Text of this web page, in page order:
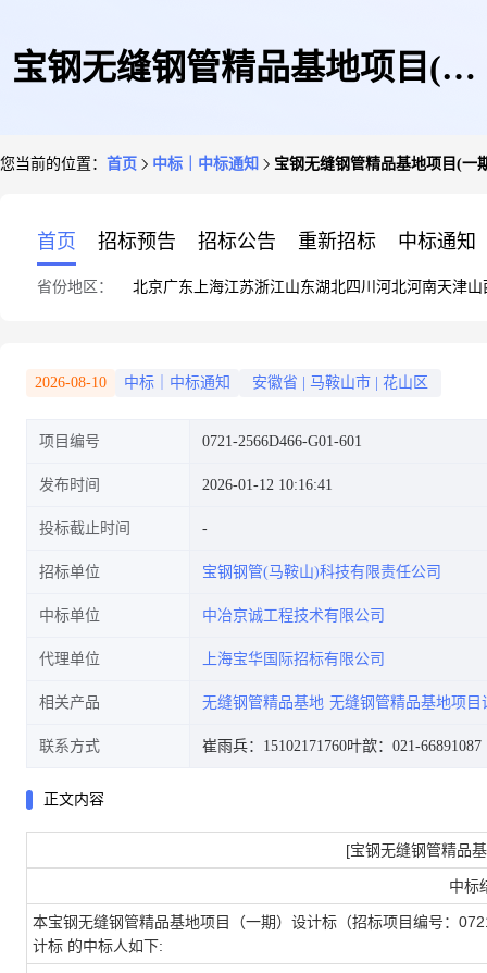
宝钢无缝钢管精品基地项目(一
您当前的位置： 首页 中标｜中标通知 宝钢无缝钢管精品基地项目(一
首页 招标预告 招标公告 重新招标 中标通知
省份地区： 北京广东 上海江苏浙江山东湖北四川 河北河南天津山
2026-08-10 中标｜中标通知 安徽省 马鞍山市 花山区
项目编号 0721-2566D466-G01-601
发布时间 2026-01-12 10:16:41
投标截止时间
招标单位 宝钢钢管(马鞍山)科技有限责任公司
中标单位 中冶京诚工程技术有限公司
代理单位 上海宝华国际招标有限公司
相关产品 无缝钢管精品基地 无缝钢管精品基地项目
联系方式 崔雨兵：15102171760叶歆：021-66891087
正文内容
[宝钢无缝钢管精品
中标
本宝钢无缝钢管精品基地项目（一期）设计标（招标项目编号：
计标 的中标人如下: